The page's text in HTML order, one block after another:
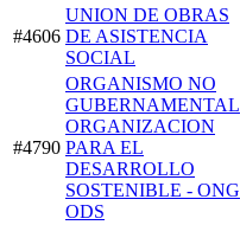
#4606
UNION DE OBRAS
DE ASISTENCIA
SOCIAL
#4790
ORGANISMO NO
GUBERNAMENTAL
ORGANIZACION
PARA EL
DESARROLLO
SOSTENIBLE - ONG
ODS